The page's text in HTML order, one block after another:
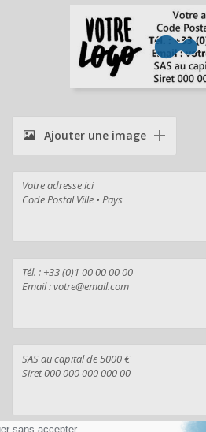
Ajouter une image